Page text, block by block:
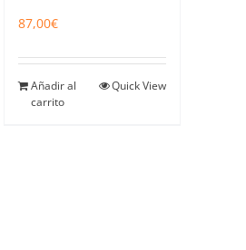
87,00€
Añadir al
carrito
Quick View